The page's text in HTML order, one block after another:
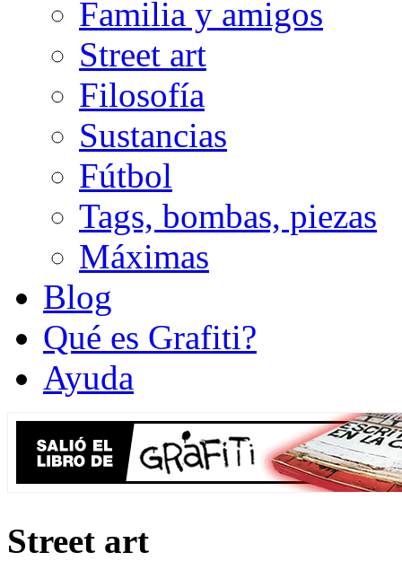
Familia y amigos
Street art
Filosofía
Sustancias
Fútbol
Tags, bombas, piezas
Máximas
Blog
Qué es Grafiti?
Ayuda
Street art